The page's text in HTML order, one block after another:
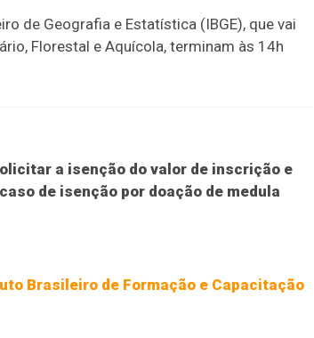
de Geografia e Estatística (IBGE), que vai
Florestal e Aquícola, terminam às 14h
a isenção do valor de inscrição e
de isenção por doação de medula
Brasileiro de Formação e Capacitação